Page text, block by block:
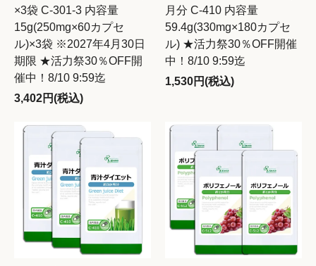
×3袋 C-301-3 内容量
15g(250mg×60カプセ
ル)×3袋 ※2027年4月30日
期限 ★活力祭30％OFF開
催中！8/10 9:59迄
3,402円(税込)
月分 C-410 内容量
59.4g(330mg×180カプセ
ル) ★活力祭30％OFF開催
中！8/10 9:59迄
1,530円(税込)